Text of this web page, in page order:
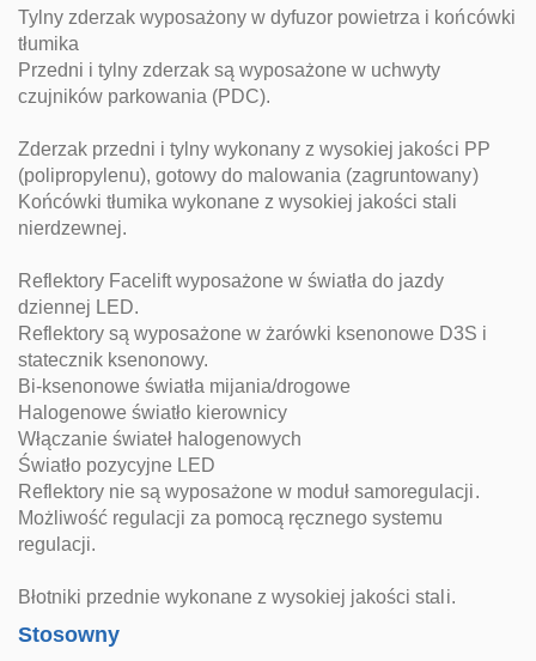
Tylny zderzak wyposażony w dyfuzor powietrza i końcówki
tłumika
Przedni i tylny zderzak są wyposażone w uchwyty
czujników parkowania (PDC).
Zderzak przedni i tylny wykonany z wysokiej jakości PP
(polipropylenu), gotowy do malowania (zagruntowany)
Końcówki tłumika wykonane z wysokiej jakości stali
nierdzewnej.
Reflektory Facelift wyposażone w światła do jazdy
dziennej LED.
Reflektory są wyposażone w żarówki ksenonowe D3S i
statecznik ksenonowy.
Bi-ksenonowe światła mijania/drogowe
Halogenowe światło kierownicy
Włączanie świateł halogenowych
Światło pozycyjne LED
Reflektory nie są wyposażone w moduł samoregulacji.
Możliwość regulacji za pomocą ręcznego systemu
regulacji.
Błotniki przednie wykonane z wysokiej jakości stali.
Stosowny